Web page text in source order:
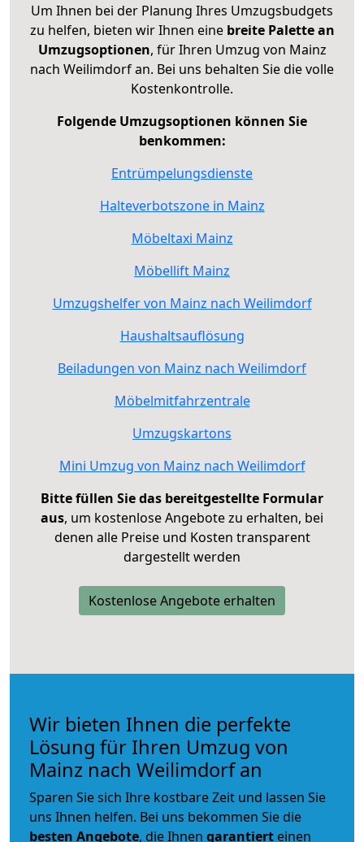
Um Ihnen bei der Planung Ihres Umzugsbudgets
zu helfen, bieten wir Ihnen eine breite Palette an
Umzugsoptionen, für Ihren Umzug von Mainz
nach Weilimdorf an. Bei uns behalten Sie die volle
Kostenkontrolle.
Folgende Umzugsoptionen können Sie
benkommen:
Entrümpelungsdienste
Halteverbotszone in Mainz
Möbeltaxi Mainz
Möbellift Mainz
Umzugshelfer von Mainz nach Weilimdorf
Haushaltsauflösung
Beiladungen von Mainz nach Weilimdorf
Möbelmitfahrzentrale
Umzugskartons
Mini Umzug von Mainz nach Weilimdorf
Bitte füllen Sie das bereitgestellte Formular
aus, um kostenlose Angebote zu erhalten, bei
denen alle Preise und Kosten transparent
dargestellt werden
Kostenlose Angebote erhalten
Wir bieten Ihnen die perfekte
Lösung für Ihren Umzug von
Mainz nach Weilimdorf an
Sparen Sie sich Ihre kostbare Zeit und lassen Sie
uns Ihnen helfen. Bei uns bekommen Sie die
besten Angebote, die Ihnen garantiert einen